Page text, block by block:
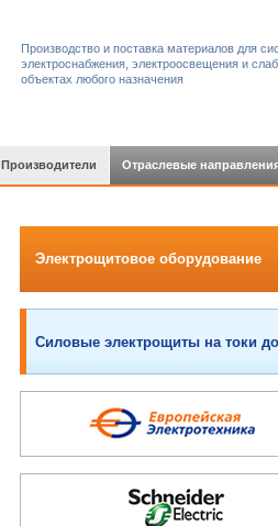
Производство и поставка материалов для
электроснабжения, электроосвещения и
объектах любого назначения
Производители Отраслевые
Электрощитовое оборудование
Силовые электрощиты на токи